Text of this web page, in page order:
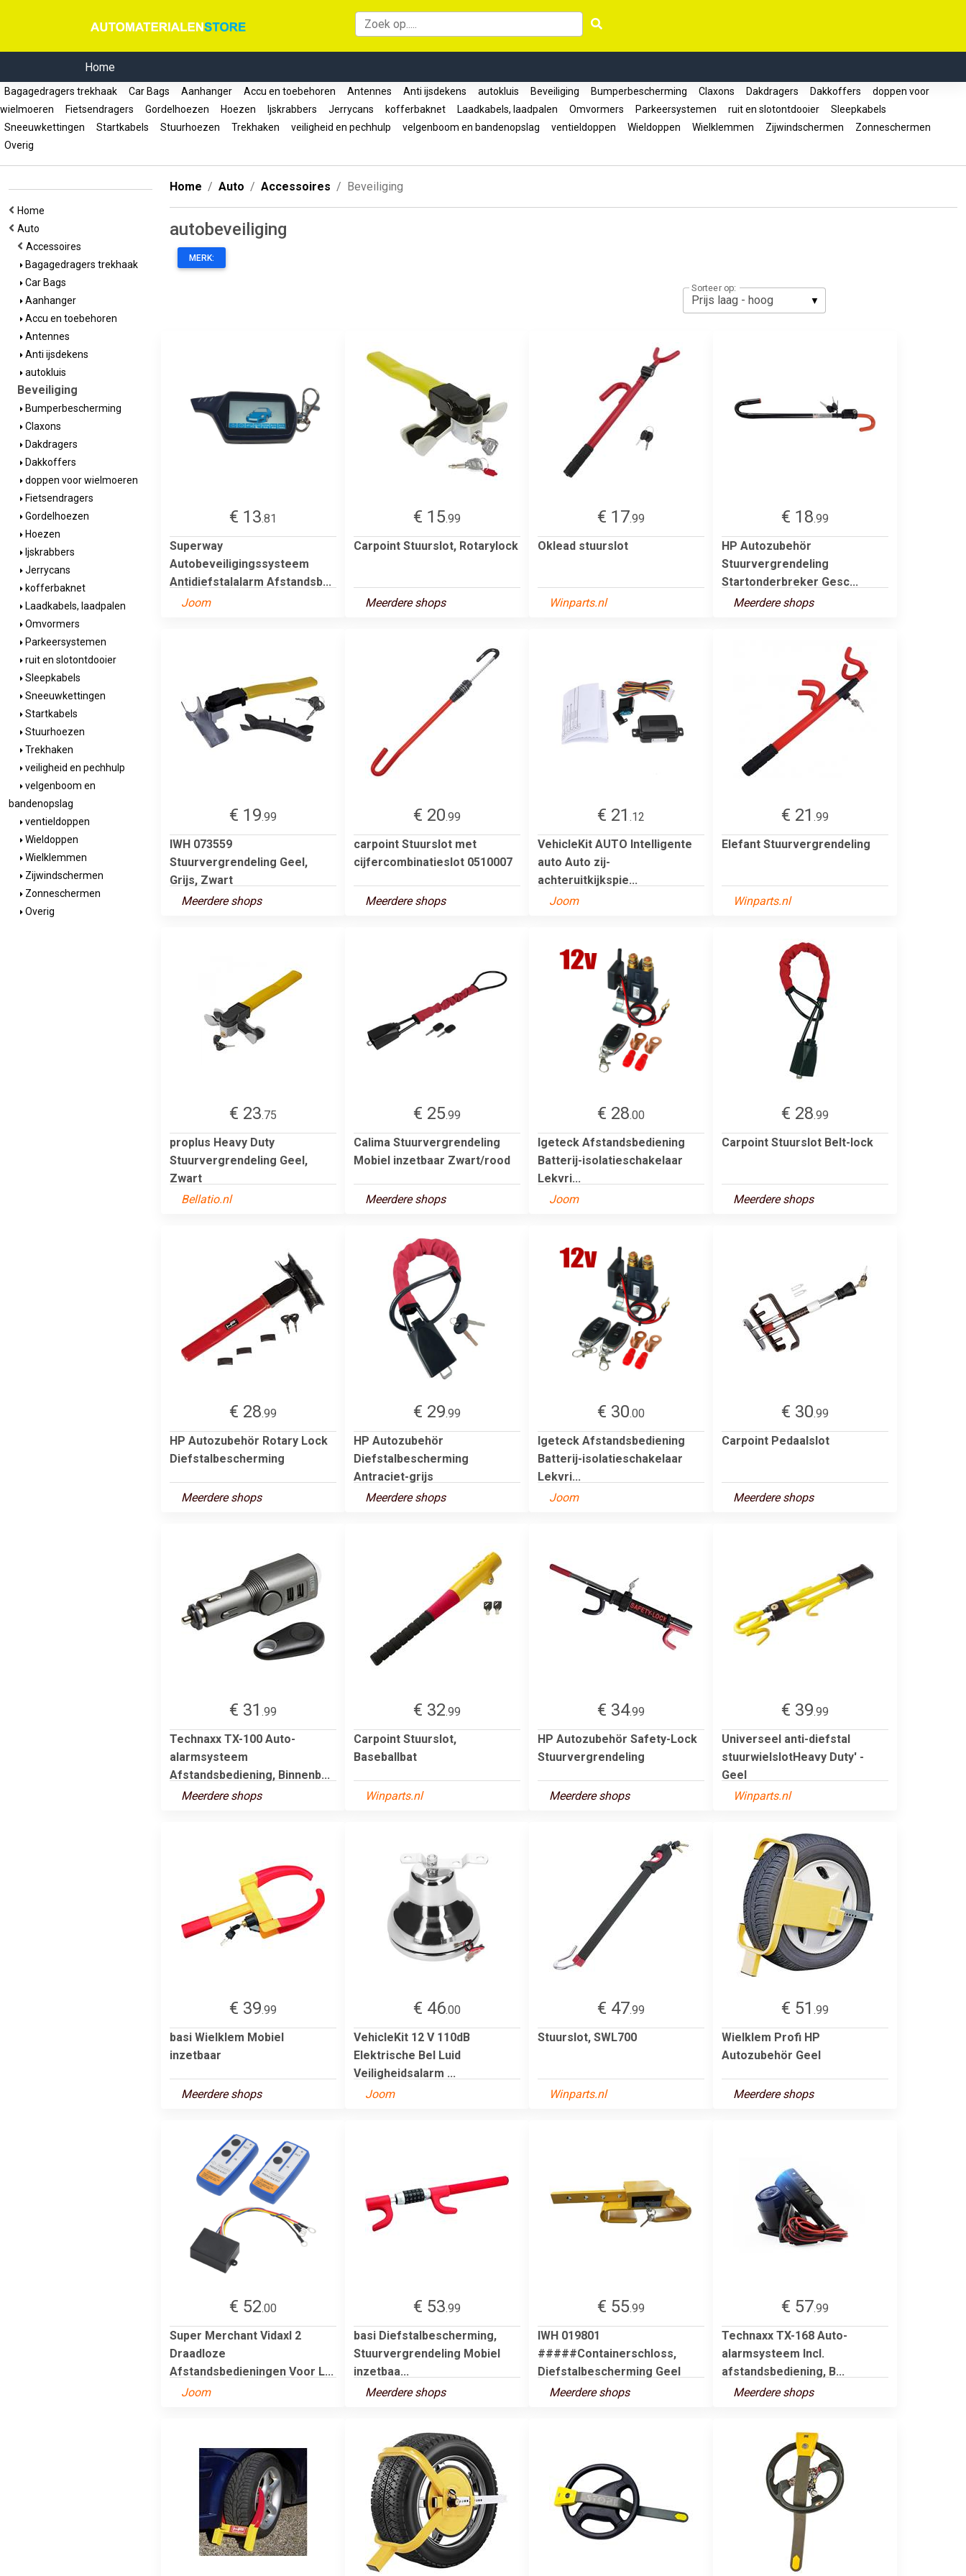
Home
Bagagedragers trekhaak Car Bags Aanhanger Accu en toebehoren Antennes Anti ijsdekens autokluis Beveiliging Bumperbescherming Claxons Dakdragers Dakkoffers
doppen voor
wielmoeren
Fietsendragers Gordelhoezen Hoezen Ijskrabbers Jerrycans kofferbaknet Laadkabels, laadpalen Omvormers Parkeersystemen ruit en slotontdooier
Sleepkabels
Sneeuwkettingen
Startkabels Stuurhoezen Trekhaken veiligheid en pechhulp velgenboom en bandenopslag ventieldoppen Wieldoppen Wielklemmen Zijwindschermen
Zonneschermen
Overig
Home
Auto
Accessoires
Bagagedragers trekhaak
Car Bags
Aanhanger
Accu en toebehoren
Antennes
Anti ijsdekens
autokluis
Beveiliging
Bumperbescherming
Claxons
Dakdragers
Dakkoffers
doppen voor wielmoeren
Fietsendragers
Gordelhoezen
Hoezen
Ijskrabbers
Jerrycans
kofferbaknet
Laadkabels, laadpalen
Omvormers
Parkeersystemen
ruit en slotontdooier
Sleepkabels
Sneeuwkettingen
Startkabels
Stuurhoezen
Trekhaken
veiligheid en pechhulp
velgenboom en
bandenopslag
ventieldoppen
Wieldoppen
Wielklemmen
Zijwindschermen
Zonneschermen
Overig
Home Auto Accessoires Beveiliging
autobeveiliging
MERK:
Sorteer op:
€ 13.81
Superway
Autobeveiligingssysteem
Antidiefstalalarm Afstandsb...
Joom
€ 15.99
Carpoint Stuurslot, Rotarylock
Meerdere shops
€ 17.99
Oklead stuurslot
Winparts.nl
€ 18.99
HP Autozubehör
Stuurvergrendeling
Startonderbreker Gesc...
Meerdere shops
€ 19.99
IWH 073559
Stuurvergrendeling Geel,
Grijs, Zwart
Meerdere shops
€ 20.99
carpoint Stuurslot met
cijfercombinatieslot 0510007
Meerdere shops
€ 21 .12
VehicleKit AUTO Intelligente
auto Auto zij-
achteruitkijkspie...
Joom
€ 21 .99
Elefant Stuurvergrendeling
Winparts.nl
€ 23.75
proplus Heavy Duty
Stuurvergrendeling Geel,
Zwart
Bellatio.nl
€ 25.99
Calima Stuurvergrendeling
Mobiel inzetbaar Zwart/rood
Meerdere shops
€ 28.00
Igeteck Afstandsbediening
Batterij-isolatieschakelaar
Lekvri...
Joom
€ 28.99
Carpoint Stuurslot Belt-lock
Meerdere shops
€ 28.99
HP Autozubehör Rotary Lock
Diefstalbescherming
Meerdere shops
€ 29.99
HP Autozubehör
Diefstalbescherming
Antraciet-grijs
Meerdere shops
€ 30.00
Igeteck Afstandsbediening
Batterij-isolatieschakelaar
Lekvri...
Joom
€ 30.99
Carpoint Pedaalslot
Meerdere shops
€ 31 .99
Technaxx TX-100 Auto-
alarmsysteem
Afstandsbediening, Binnenb...
Meerdere shops
€ 32.99
Carpoint Stuurslot,
Baseballbat
Winparts.nl
€ 34.99
HP Autozubehör Safety-Lock
Stuurvergrendeling
Meerdere shops
€ 39.99
Universeel anti-diefstal
stuurwielslotHeavy Duty' -
Geel
Winparts.nl
€ 39.99
basi Wielklem Mobiel
inzetbaar
Meerdere shops
€ 46.00
VehicleKit 12 V 110dB
Elektrische Bel Luid
Veiligheidsalarm ...
Joom
€ 47.99
Stuurslot, SWL700
Winparts.nl
€ 51 .99
Wielklem Profi HP
Autozubehör Geel
Meerdere shops
€ 52.00
Super Merchant Vidaxl 2
Draadloze
Afstandsbedieningen Voor L...
Joom
€ 53.99
basi Diefstalbescherming,
Stuurvergrendeling Mobiel
inzetbaa...
Meerdere shops
€ 55.99
IWH 019801
#####Containerschloss,
Diefstalbescherming Geel
Meerdere shops
€ 57.99
Technaxx TX-168 Auto-
alarmsysteem Incl.
afstandsbediening, B...
Meerdere shops